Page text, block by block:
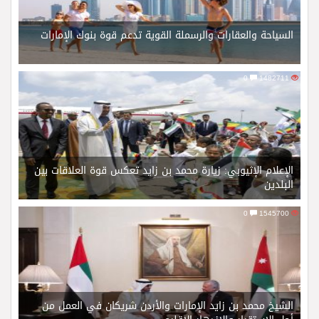
السياحة والعقارات والرسملة القوية تدعم قوة بنوك الإمارات
1482711
0
الإعلام الإثيوبي: زيارة محمد بن زايد تعكس قوة العلاقات بين
البلدين
الشيخ محمد بن زايد الإمارات والأردن شريكان في العمل من